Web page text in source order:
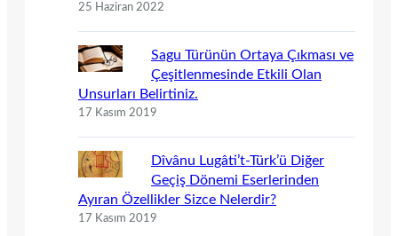
25 Haziran 2022
Sagu Türünün Ortaya Çıkması ve
Çeşitlenmesinde Etkili Olan
Unsurları Belirtiniz.
17 Kasım 2019
Dîvânu Lugâti’t-Türk’ü Diğer
Geçiş Dönemi Eserlerinden
Ayıran Özellikler Sizce Nelerdir?
17 Kasım 2019